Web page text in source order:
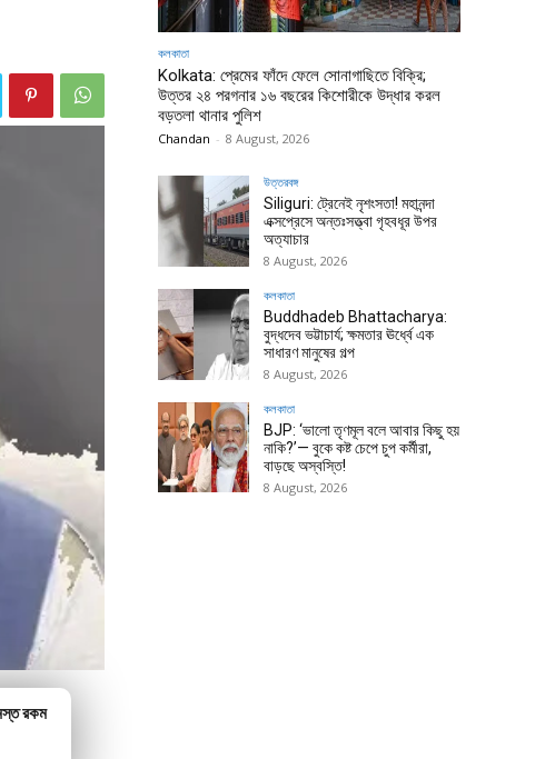
রকম
কলকাতা
Kolkata: প্রেমের ফাঁদে ফেলে সোনাগাছিতে বিক্রি;
উত্তর ২৪ পরগনার ১৬ বছরের কিশোরীকে উদ্ধার করল
বড়তলা থানার পুলিশ
Chandan - 8 August, 2026
উত্তরবঙ্গ
Siliguri: ট্রেনেই নৃশংসতা! মহানন্দা
এক্সপ্রেসে অন্তঃসত্ত্বা গৃহবধূর উপর
অত্যাচার
8 August, 2026
কলকাতা
Buddhadeb Bhattacharya:
বুদ্ধদেব ভট্টাচার্য; ক্ষমতার ঊর্ধ্বে এক
সাধারণ মানুষের গল্প
8 August, 2026
কলকাতা
BJP: ‘ভালো তৃণমূল বলে আবার কিছু হয়
নাকি?’— বুকে কষ্ট চেপে চুপ কর্মীরা,
বাড়ছে অস্বস্তি!
8 August, 2026